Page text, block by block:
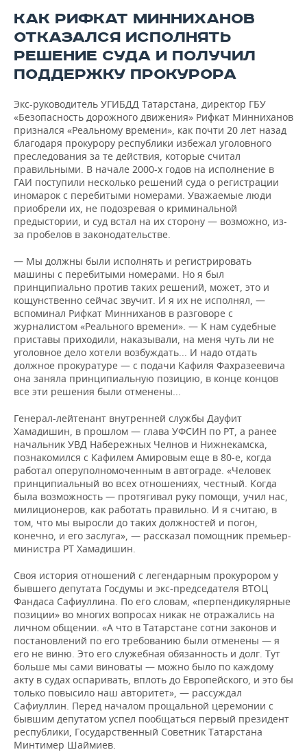
КАК РИФКАТ МИННИХАНОВ
ОТКАЗАЛСЯ ИСПОЛНЯТЬ
РЕШЕНИЕ СУДА И ПОЛУЧИЛ
ПОДДЕРЖКУ ПРОКУРОРА
Экс-руководитель УГИБДД Татарстана, директор ГБУ
«Безопасность дорожного движения» Рифкат Минниханов
признался «Реальному времени», как почти 20 лет назад
благодаря прокурору республики избежал уголовного
преследования за те действия, которые считал
правильными. В начале 2000-х годов на исполнение в
ГАИ поступили несколько решений суда о регистрации
иномарок с перебитыми номерами. Уважаемые люди
приобрели их, не подозревая о криминальной
предыстории, и суд встал на их сторону — возможно, из-
за пробелов в законодательстве.
— Мы должны были исполнять и регистрировать
машины с перебитыми номерами. Но я был
принципиально против таких решений, может, это и
кощунственно сейчас звучит. И я их не исполнял, —
вспоминал Рифкат Минниханов в разговоре с
журналистом «Реального времени». — К нам судебные
приставы приходили, наказывали, на меня чуть ли не
уголовное дело хотели возбуждать... И надо отдать
должное прокуратуре — с подачи Кафиля Фахразеевича
она заняла принципиальную позицию, в конце концов
все эти решения были отменены...
Генерал-лейтенант внутренней службы Дауфит
Хамадишин, в прошлом — глава УФСИН по РТ, а ранее
начальник УВД Набережных Челнов и Нижнекамска,
познакомился с Кафилем Амировым еще в 80-е, когда
работал оперуполномоченным в автограде. «Человек
принципиальный во всех отношениях, честный. Когда
была возможность — протягивал руку помощи, учил нас,
милиционеров, как работать правильно. И я считаю, в
том, что мы выросли до таких должностей и погон,
конечно, и его заслуга», — рассказал помощник премьер-
министра РТ Хамадишин.
Своя история отношений с легендарным прокурором у
бывшего депутата Госдумы и экс-председателя ВТОЦ
Фандаса Сафиуллина. По его словам, «перпендикулярные
позиции» во многих вопросах никак не отражались на
личном общении. «А что в Татарстане сотни законов и
постановлений по его требованию были отменены — я
его не виню. Это его служебная обязанность и долг. Тут
больше мы сами виноваты — можно было по каждому
акту в судах оспаривать, вплоть до Европейского, и это бы
только повысило наш авторитет», — рассуждал
Сафиуллин. Перед началом прощальной церемонии с
бывшим депутатом успел пообщаться первый президент
республики, Государственный Советник Татарстана
Минтимер Шаймиев.